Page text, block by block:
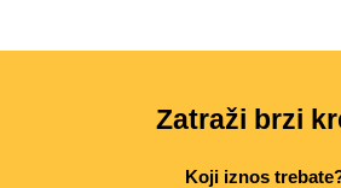
Zatraži brzi
Koji iznos